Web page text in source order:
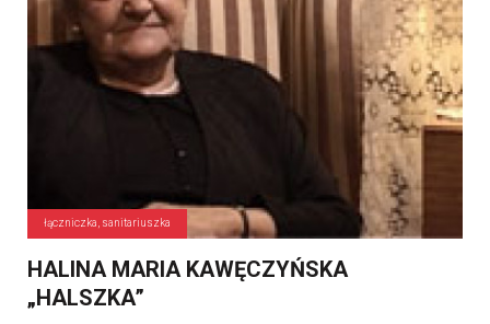
łączniczka, sanitariuszka
HALINA MARIA KAWĘCZYŃSKA
„HALSZKA”